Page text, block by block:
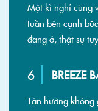
Một kì nghỉ cùng
tuần bên cạnh
đang ở, thật sự
6 BREEZE
Tận hưởng không